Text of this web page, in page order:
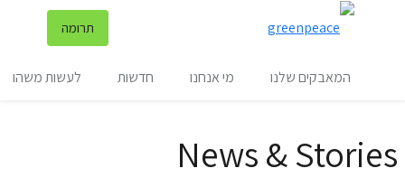
תרומה
המאבקים שלנו מי אנחנו חדשות לעשות משהו
News & Stories